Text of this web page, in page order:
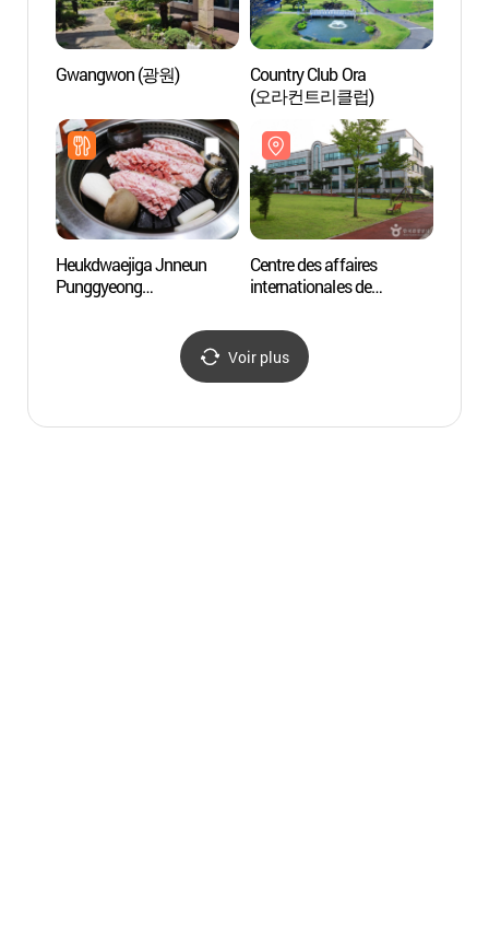
Gwangwon (광원)
Country Club Ora
(오라컨트리클럽)
Heukdwaejiga Jnneun
Punggyeong
Centre des affaires
internationales de
Jéju (제주대학교
국제교류센터)
Voir plus